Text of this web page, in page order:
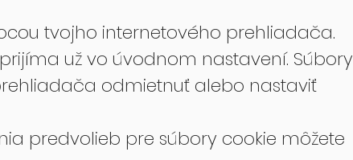
tvojho internetového prehliadača.
už vo úvodnom nastavení. Súbory
odmietnuť alebo nastaviť
predvolieb pre súbory cookie môžete